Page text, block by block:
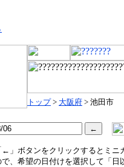
トップ> 大阪府 > 池田市
←」ボタンをクリックするとミニ
、希望の日付けを選択して「日